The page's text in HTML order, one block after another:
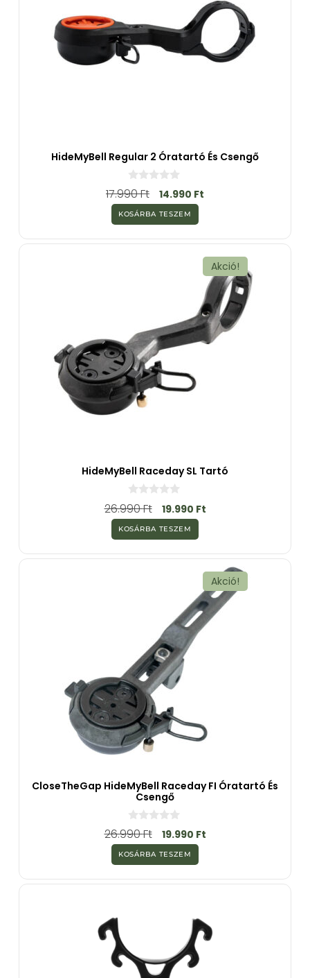
HideMyBell Regular 2 Óratartó És Csengő
0
a
5
-
b
ő
17.990Ft 14.990 Ft
KOSÁRBA TESZEM
Akció!
HideMyBell Raceday SL Tartó
0
a
5
-
b
ő
26.990Ft 19.990 Ft
KOSÁRBA TESZEM
Akció!
CloseTheGap HideMyBell Raceday FI Óratartó És
Csengő
0
a
5
-
b
ő
26.990Ft 19.990 Ft
KOSÁRBA TESZEM